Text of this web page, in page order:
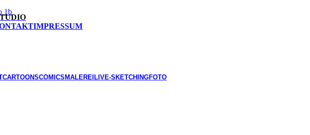
IMPRESSUM
CARTOONSCOMICS MALEREI LIVE-SKETCHINGFOTO